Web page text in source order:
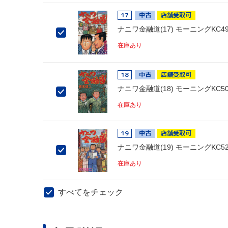
17 中古 店舗受取可
ナニワ金融道(17) モーニング
在庫あり
18 中古 店舗受取可
ナニワ金融道(18) モーニング
在庫あり
19 中古 店舗受取可
ナニワ金融道(19) モーニング
在庫あり
すべてをチェック